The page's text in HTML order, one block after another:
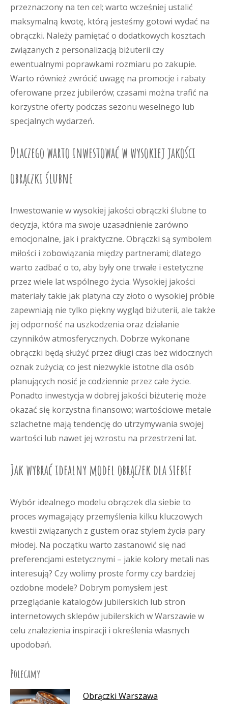
przeznaczony na ten cel; warto wcześniej ustalić
maksymalną kwotę, którą jesteśmy gotowi wydać na
obrączki. Należy pamiętać o dodatkowych kosztach
związanych z personalizacją biżuterii czy
ewentualnymi poprawkami rozmiaru po zakupie.
Warto również zwrócić uwagę na promocje i rabaty
oferowane przez jubilerów; czasami można trafić na
korzystne oferty podczas sezonu weselnego lub
specjalnych wydarzeń.
Dlaczego warto inwestować w wysokiej jakości
obrączki ślubne
Inwestowanie w wysokiej jakości obrączki ślubne to
decyzja, która ma swoje uzasadnienie zarówno
emocjonalne, jak i praktyczne. Obrączki są symbolem
miłości i zobowiązania między partnerami; dlatego
warto zadbać o to, aby były one trwałe i estetyczne
przez wiele lat wspólnego życia. Wysokiej jakości
materiały takie jak platyna czy złoto o wysokiej próbie
zapewniają nie tylko piękny wygląd biżuterii, ale także
jej odporność na uszkodzenia oraz działanie
czynników atmosferycznych. Dobrze wykonane
obrączki będą służyć przez długi czas bez widocznych
oznak zużycia; co jest niezwykle istotne dla osób
planujących nosić je codziennie przez całe życie.
Ponadto inwestycja w dobrej jakości biżuterię może
okazać się korzystna finansowo; wartościowe metale
szlachetne mają tendencję do utrzymywania swojej
wartości lub nawet jej wzrostu na przestrzeni lat.
Jak wybrać idealny model obrączek dla siebie
Wybór idealnego modelu obrączek dla siebie to
proces wymagający przemyślenia kilku kluczowych
kwestii związanych z gustem oraz stylem życia pary
młodej. Na początku warto zastanowić się nad
preferencjami estetycznymi – jakie kolory metali nas
interesują? Czy wolimy proste formy czy bardziej
ozdobne modele? Dobrym pomysłem jest
przeglądanie katalogów jubilerskich lub stron
internetowych sklepów jubilerskich w Warszawie w
celu znalezienia inspiracji i określenia własnych
upodobań.
Polecamy
Obrączki Warszawa